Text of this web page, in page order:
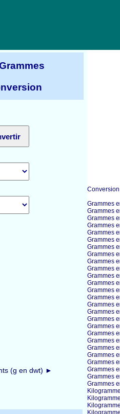
(g en dwt) ►
Grammes
Grammes
Grammes
Grammes
Grammes
Grammes
Grammes
Grammes
Grammes
Grammes
Grammes
Grammes
Grammes
Grammes
Grammes
Grammes
Grammes
Grammes
Grammes
Grammes
Grammes
Grammes
Grammes
Grammes
Grammes
Grammes